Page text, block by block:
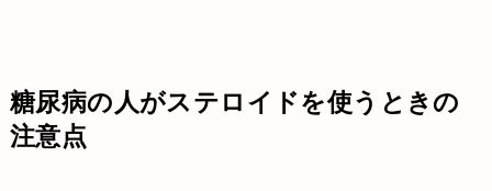
糖尿病の人がステロイドを使うときの
注意点